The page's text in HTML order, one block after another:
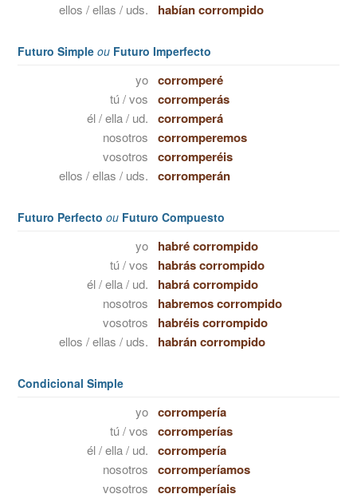
ellos / ellas / uds. habían corrompido
Futuro Simple ou Futuro Imperfecto
yo corromperé
tú / vos corromperás
él / ella / ud. corromperá
nosotros corromperemos
vosotros corromperéis
ellos / ellas / uds. corromperán
Futuro Perfecto ou Futuro Compuesto
yo habré corrompido
tú / vos habrás corrompido
él / ella / ud. habrá corrompido
nosotros habremos corrompido
vosotros habréis corrompido
ellos / ellas / uds. habrán corrompido
Condicional Simple
yo corrompería
tú / vos corromperías
él / ella / ud. corrompería
nosotros corromperíamos
vosotros corromperíais